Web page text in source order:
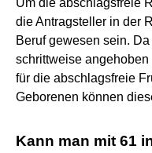
die Antragsteller in der
Beruf gewesen sein.
schrittweise
für die abschlagsfreie
Geborenen können
Kann man mit 61